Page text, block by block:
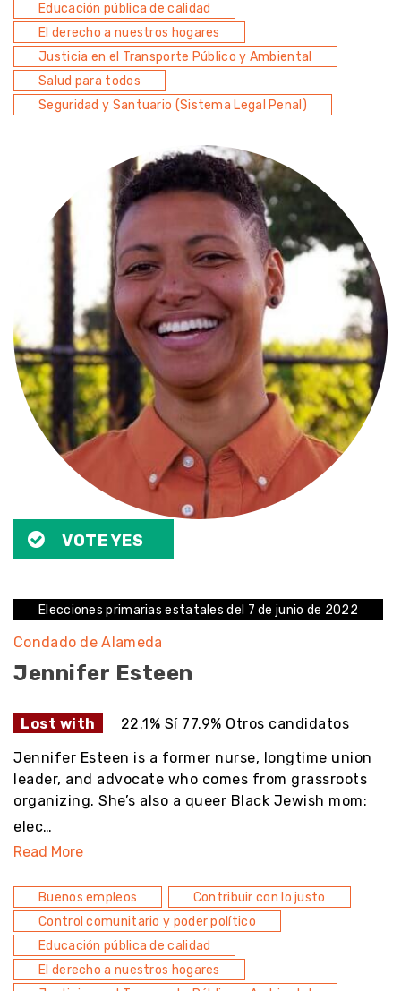
Educación pública de calidad
El derecho a nuestros hogares
Justicia en el Transporte Público y Ambiental
Salud para todos
Seguridad y Santuario (Sistema Legal Penal)
VOTE YES
Elecciones primarias estatales del 7 de junio de 2022
Condado de Alameda
Jennifer Esteen
Lost with 22.1% Sí 77.9% Otros candidatos
Jennifer Esteen is a former nurse, longtime union
leader, and advocate who comes from grassroots
organizing. She’s also a queer Black Jewish mom:
elec…
Read More
Buenos empleos
Contribuir con lo justo
Control comunitario y poder político
Educación pública de calidad
El derecho a nuestros hogares